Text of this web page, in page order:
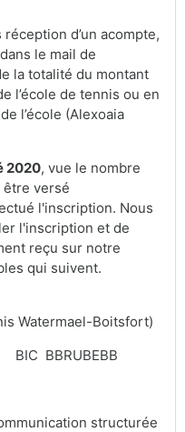
d’un acompte,
le mail de
la totalité du montant
l’école de tennis ou en
l’école (Alexoaia
2020, vue le nombre
être versé
l'inscription. Nous
l'inscription et de
reçu sur notre
qui suivent.
Watermael-Boitsfort)
BBRUBEBB
structurée